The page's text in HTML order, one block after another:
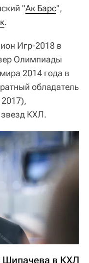
"Ак Барс",
.
Игр-2018 в
Олимпиады
2014 года в
обладатель
звезд КХЛ.
Шипачева в КХЛ